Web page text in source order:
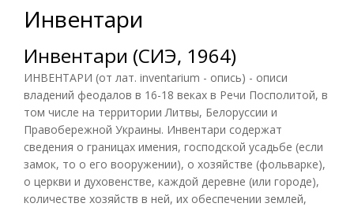
Инвентари
Инвентари (СИЭ, 1964)
ИНВЕНТАРИ (от лат. inventarium - опись) - описи
владений феодалов в 16-18 веках в Речи Посполитой, в
том числе на территории Литвы, Белоруссии и
Правобережной Украины. Инвентари содержат
сведения о границах имения, господской усадьбе (если
замок, то о его вооружении), о хозяйстве (фольварке),
о церкви и духовенстве, каждой деревне (или городе),
количестве хозяйств в ней, их обеспечении землей,